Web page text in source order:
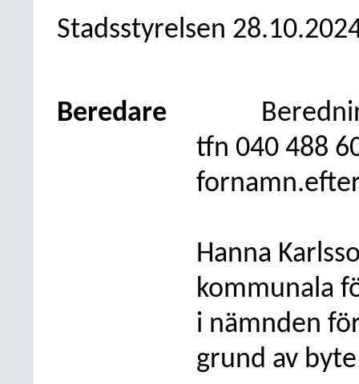
Stadsstyrelsen
Beredare
tfn 040 488
Hanna
kommunala
i nämnden
grund av